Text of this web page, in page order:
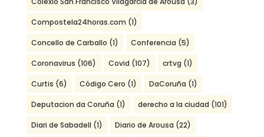
Compostela24horas.com (1)
Concello de Carballo (1) Conferencia (5)
Coronavirus (106) Covid (107) crtvg (1)
Curtis (6) Código Cero (1) DaCoruña (1)
Deputacion da Coruña (1) derecho a la ciudad (101)
Diari de Sabadell (1) Diario de Arousa (22)